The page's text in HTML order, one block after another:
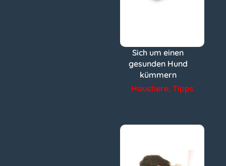
Sich um einen
gesunden Hund
kümmern
Haustiere, Tipps